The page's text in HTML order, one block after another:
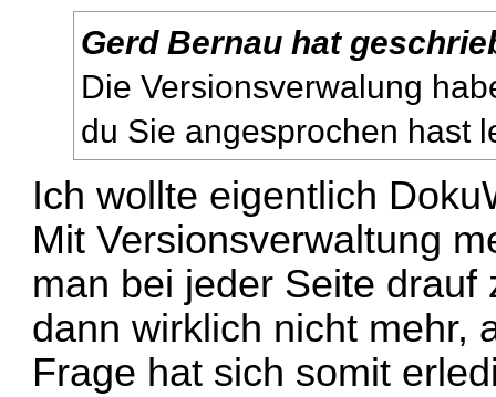
Gerd Bernau hat
Die Versionsverwalung
du Sie angesprochen hast
Ich wollte eigentlich
Mit Versionsverwaltung
man bei jeder Seite
dann wirklich nicht mehr,
Frage hat sich somit